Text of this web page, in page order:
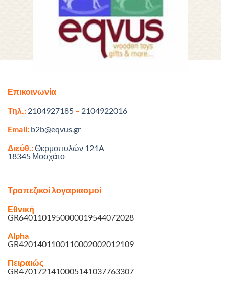
Επικοινωνία
Τηλ.: 2104927185 – 2104922016
Email: b2b@eqvus.gr
Διεύθ.:Θερμοπυλών 121A
18345 Μοσχάτο
Τραπεζικοί λογαριασμοί
Εθνική
GR6401101950000019544072028
Alpha
GR4201401100110002002012109
Πειραιώς
GR4701721410005141037763307